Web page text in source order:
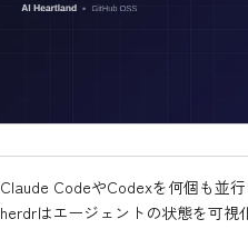
Claude CodeやCodexを何個も並
herdrはエージェントの状態を可視